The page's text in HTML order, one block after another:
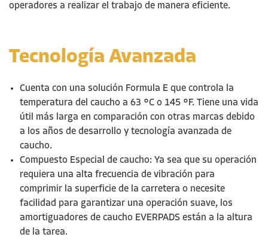
operadores a realizar el trabajo de manera eficiente.
Tecnología Avanzada
Cuenta con una solución Formula E que controla la
temperatura del caucho a 63 °C o 145 °F. Tiene una vida
útil más larga en comparación con otras marcas debido
a los años de desarrollo y tecnología avanzada de
caucho.
Compuesto Especial de caucho: Ya sea que su operación
requiera una alta frecuencia de vibración para
comprimir la superficie de la carretera o necesite
facilidad para garantizar una operación suave, los
amortiguadores de caucho EVERPADS están a la altura
de la tarea.